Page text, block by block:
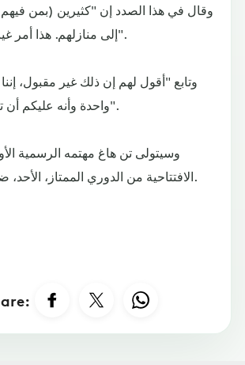
وقال في هذا الصدد إن "كثيرين (بمن فيهم
إلى منازلهم. هذا أمر غير مقبول للجميع".
وتابع "أقول لهم إن ذلك غير مقبول،
واحدة وأنه عليكم أن تبقوا حتى النهاية".
وسيتولى تن هاغ مهتمه الرسمية
الافتتاحية من الدوري الممتاز، الأحد، ضد ضيفه برايتون.